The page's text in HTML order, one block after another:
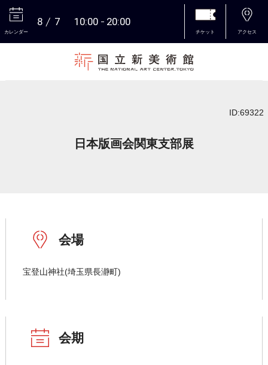
カレンダー
8 7 10:00 20:00
チケット アクセス
ID:69322
日本版画会関東支部展
会場
宝登山神社(埼玉県長瀞町)
会期